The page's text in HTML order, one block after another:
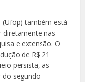
(Ufop) também está
diretamente nas
e extensão. O
de R$ 21
persista, as
do segundo